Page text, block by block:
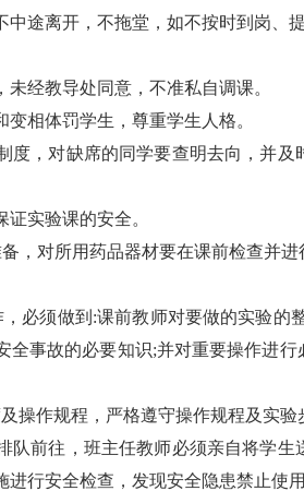
途离开，不拖堂，如不按时到岗、
经教导处同意，不准私自调课。
相体罚学生，尊重学生人格。
度，对缺席的同学要查明去向，并
实验课的安全。
，对所用药品器材要在课前检查并
必须做到:课前教师对要做的实验
全事故的必要知识;并对重要操作进
操作规程，严格遵守操作规程及实验
队前往，班主任教师必须亲自将学
行安全检查，发现安全隐患禁止使用